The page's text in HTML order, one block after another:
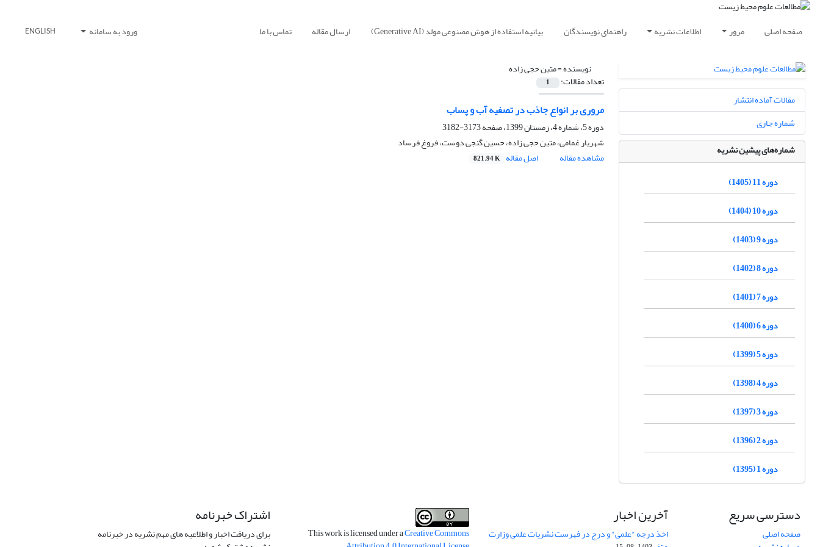
صفحه اصلی مرور اطلاعات نشریه راهنمای نویسندگان بیانیه استفاده از هوش مصنوعی مولد (Generative AI) ارسال مقاله تماس با ما ورود به سامانه ENGLISH
نویسنده =متین حجی زاده
تعداد مقالات: 1
مروری بر انواع جاذب در تصفیه آب و پساب
دوره 5، شماره 4، زمستان 1399، صفحه
3173-3182
شهریار غمامی، متین حجی زاده، حسین گنجی دوست، فروغ فرساد
مشاهده مقاله
اصل مقاله 821.94 K
مقالات آماده انتشار
شماره جاری
شماره‌های پیشین نشریه
دوره 11 (1405)
دوره 10 (1404)
دوره 9 (1403)
دوره 8 (1402)
دوره 7 (1401)
دوره 6 (1400)
دوره 5 (1399)
دوره 4 (1398)
دوره 3 (1397)
دوره 2 (1396)
دوره 1 (1395)
دسترسی سریع
صفحه اصلی
آخرین اخبار
اخذ درجه "علمی" و درج در فهرست نشریات علمی وزارت This work is licensed under aCreative Commons
اشتراک خبرنامه
برای دریافت اخبار و اطلاعیه های مهم نشریه در خبرنامه